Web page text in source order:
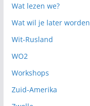
Wat lezen we?
Wat wil je later worden
Wit-Rusland
WO2
Workshops
Zuid-Amerika